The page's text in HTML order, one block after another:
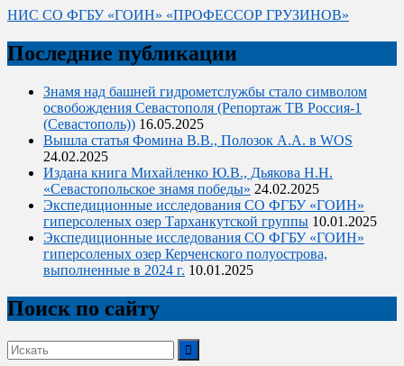
НИС СО ФГБУ «ГОИН» «ПРОФЕССОР ГРУЗИНОВ»
Последние публикации
Знамя над башней гидрометслужбы стало символом
освобождения Севастополя (Репортаж ТВ Россия-1
(Севастополь)) 16.05.2025
Вышла статья Фомина В.В., Полозок А.А. в WOS
24.02.2025
Издана книга Михайленко Ю.В., Дьякова Н.Н.
«Севастопольское знамя победы» 24.02.2025
Экспедиционные исследования СО ФГБУ «ГОИН»
гиперсоленых озер Тарханкутской группы 10.01.2025
Экспедиционные исследования СО ФГБУ «ГОИН»
гиперсоленых озер Керченского полуострова,
выполненные в 2024 г. 10.01.2025
Поиск по сайту
Поиск: